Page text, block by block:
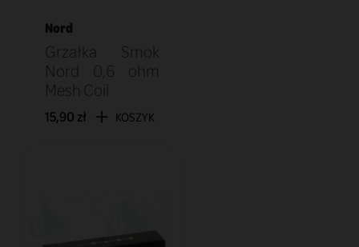
Nord
Grzałka Smok
Nord 0,6 ohm
Mesh Coil
15,90 zł KOSZYK